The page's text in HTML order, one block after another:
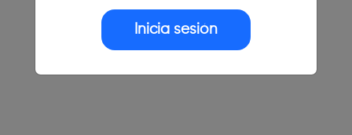
Inicia sesión